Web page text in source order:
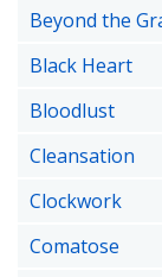
Beyond the
Black Heart
Bloodlust
Cleansation
Clockwork
Comatose